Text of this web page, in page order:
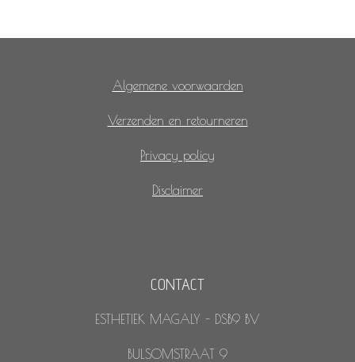
Algemene voorwaarden
Verzenden en retourneren
Privacy policy
Disclaimer
CONTACT
ESTHETIEK MAGALY - DSB9 BV
BULSOMSTRAAT 9